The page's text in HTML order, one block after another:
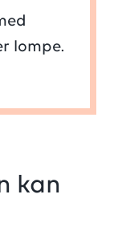
lompe.
kan